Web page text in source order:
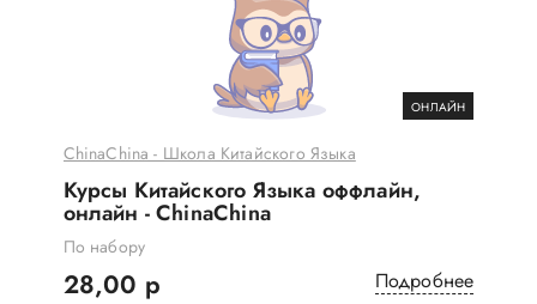
ОНЛАЙН
ChinaChina - Школа Китайского Языка
Курсы Китайского Языка оффлайн,
онлайн - ChinaChina
По набору
28,00 р Подробнее